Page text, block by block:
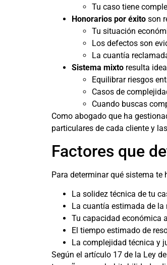
Tu caso tiene
Honorarios por éxito son
Tu situación
Los defectos son
La cuantía
Sistema mixto resulta
Equilibrar riesgos
Casos de
Cuando buscas
Como abogado que ha
particulares de cada cliente y
Factores que
Para determinar qué sistema te
La solidez técnica de tu
La cuantía estimada de la
Tu capacidad económica
El tiempo estimado de
La complejidad técnica y
Según el artículo 17 de la Ley